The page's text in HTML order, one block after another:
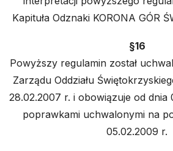
Kapituła Odznaki KORONA GÓR
§16
Powyższy regulamin został
Zarządu Oddziału
28.02.2007 r. i obowiązuje od dnia
poprawkami uchwalonymi na
05.02.2009 r.